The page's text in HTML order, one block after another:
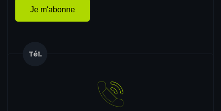
Je m'abonne
Tél.